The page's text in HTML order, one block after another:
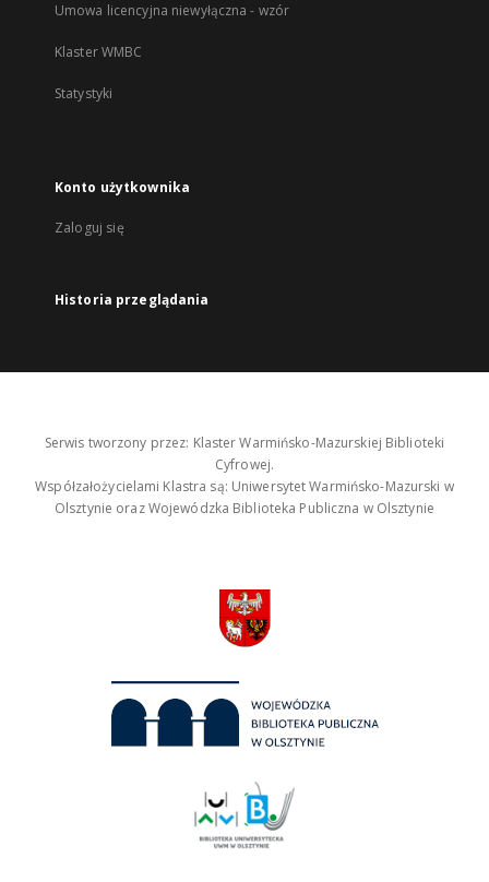
Umowa licencyjna niewyłączna - wzór
Klaster WMBC
Statystyki
Konto użytkownika
Zaloguj się
Historia przeglądania
Serwis tworzony przez: Klaster Warmińsko-Mazurskiej Biblioteki
Cyfrowej.
Współzałożycielami Klastra są: Uniwersytet Warmińsko-Mazurski w
Olsztynie oraz Wojewódzka Biblioteka Publiczna w Olsztynie